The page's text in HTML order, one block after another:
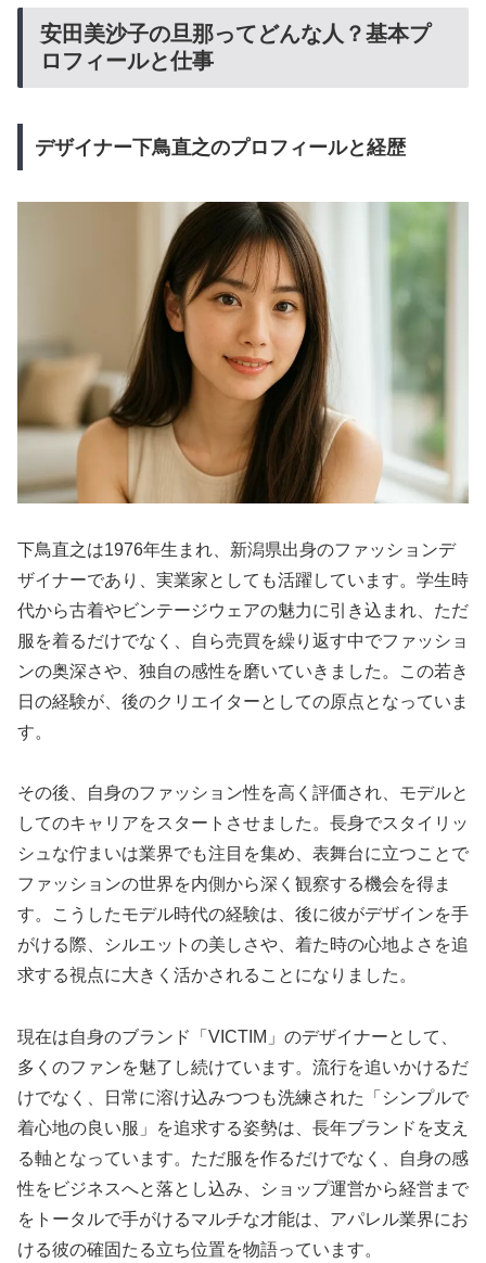
安田美沙子の旦那ってどんな人？基本プ
ロフィールと仕事
デザイナー下鳥直之のプロフィールと経歴
下鳥直之は1976年生まれ、新潟県出身のファッションデ
ザイナーであり、実業家としても活躍しています。学生時
代から古着やビンテージウェアの魅力に引き込まれ、ただ
服を着るだけでなく、自ら売買を繰り返す中でファッショ
ンの奥深さや、独自の感性を磨いていきました。この若き
日の経験が、後のクリエイターとしての原点となっていま
す。
その後、自身のファッション性を高く評価され、モデルと
してのキャリアをスタートさせました。長身でスタイリッ
シュな佇まいは業界でも注目を集め、表舞台に立つことで
ファッションの世界を内側から深く観察する機会を得ま
す。こうしたモデル時代の経験は、後に彼がデザインを手
がける際、シルエットの美しさや、着た時の心地よさを追
求する視点に大きく活かされることになりました。
現在は自身のブランド「VICTIM」のデザイナーとして、
多くのファンを魅了し続けています。流行を追いかけるだ
けでなく、日常に溶け込みつつも洗練された「シンプルで
着心地の良い服」を追求する姿勢は、長年ブランドを支え
る軸となっています。ただ服を作るだけでなく、自身の感
性をビジネスへと落とし込み、ショップ運営から経営まで
をトータルで手がけるマルチな才能は、アパレル業界にお
ける彼の確固たる立ち位置を物語っています。